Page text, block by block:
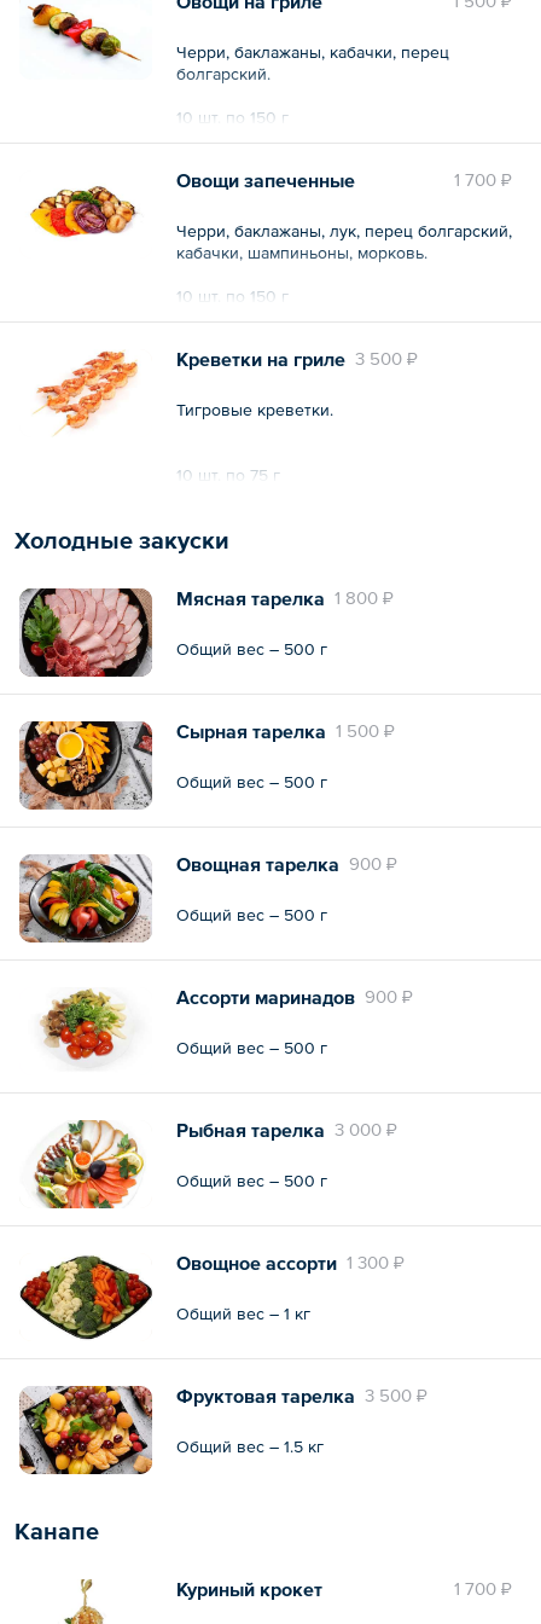
Черри, баклажаны, кабачки, перец
болгарский.
10 шт. по 150 г
Общий вес – 1.5 кг
1 700 ₽
Овощи запеченные
Черри, баклажаны, лук, перец болгарский,
кабачки, шампиньоны, морковь.
10 шт. по 150 г
Общий вес – 1.5 кг
3 500 ₽
Креветки на гриле
Тигровые креветки.
10 шт. по 75 г
Холодные закуски
1 800 ₽
Мясная тарелка
Общий вес – 500 г
1 500 ₽
Сырная тарелка
Общий вес – 500 г
900 ₽
Овощная тарелка
Общий вес – 500 г
900 ₽
Ассорти маринадов
Общий вес – 500 г
3 000 ₽
Рыбная тарелка
Общий вес – 500 г
1 300 ₽
Овощное ассорти
Общий вес – 1 кг
3 500 ₽
Фруктовая тарелка
Общий вес – 1.5 кг
Канапе
1 700 ₽
Куриный крокет